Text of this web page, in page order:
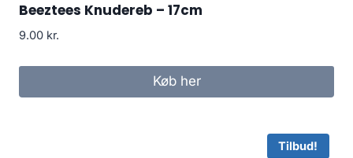
Beeztees Knudereb – 17cm
9.00 kr.
Køb her
Tilbud!